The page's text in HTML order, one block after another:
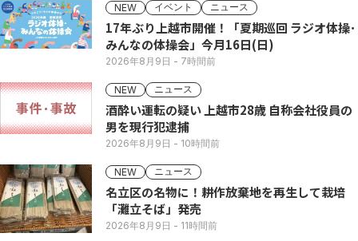
NEW イベント ニュース
17年ぶり上越市開催！「夏期巡回 ラジオ体操･
みんなの体操会」今月16日(日)
2026年8月9日 - 7時間前
NEW ニュース
酒酔い運転の疑い 上越市28歳 自称会社役員の
男を現行犯逮捕
2026年8月9日 - 10時間前
NEW ニュース
名立区の名物に！耕作放棄地を再生して栽培
「灘立そば」発売
2026年8月9日 - 11時間前